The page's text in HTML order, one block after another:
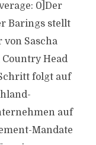
0]Der
Barings stellt
von Sascha
Head
folgt auf
auf
Mandate